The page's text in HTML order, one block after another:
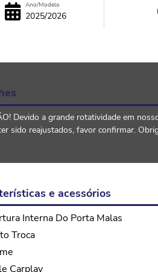
Ano/Modelo
2025/2026
Devido a grande rotatividade em
sido reajustados, favor confirmar.
e acessórios
Interna Do Porta Malas
Troca
Carplay